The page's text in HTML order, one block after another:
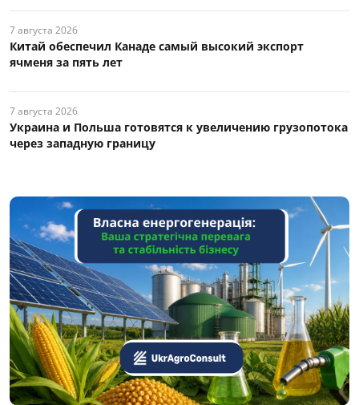
7 августа 2026
Китай обеспечил Канаде самый высокий экспорт
ячменя за пять лет
7 августа 2026
Украина и Польша готовятся к увеличению грузопотока
через западную границу